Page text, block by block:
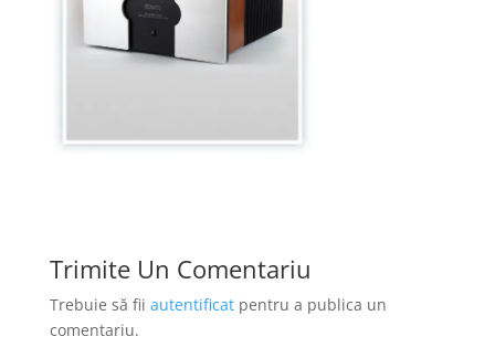
Trimite Un Comentariu
Trebuie să fii autentificatpentru a publica un
comentariu.